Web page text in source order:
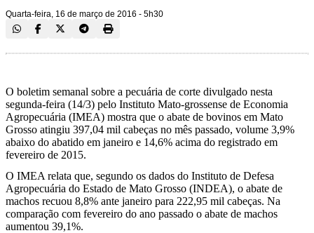
Quarta-feira, 16 de março de 2016 - 5h30
O boletim semanal sobre a pecuária de corte divulgado nesta
segunda-feira (14/3) pelo Instituto Mato-grossense de Economia
Agropecuária (IMEA) mostra que o abate de bovinos em Mato
Grosso atingiu 397,04 mil cabeças no mês passado, volume 3,9%
abaixo do abatido em janeiro e 14,6% acima do registrado em
fevereiro de 2015.
O IMEA relata que, segundo os dados do Instituto de Defesa
Agropecuária do Estado de Mato Grosso (INDEA), o abate de
machos recuou 8,8% ante janeiro para 222,95 mil cabeças. Na
comparação com fevereiro do ano passado o abate de machos
aumentou 39,1%.